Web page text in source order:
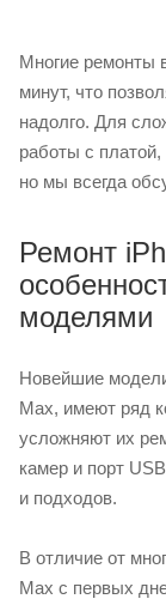
Многие ремонты
минут, что
надолго. Для
работы с
но мы всегда
Ремонт
моделями
Новейшие
Max, имеют ряд
усложняют их
камер и порт
и подходов.
В отличие от
Max с первых